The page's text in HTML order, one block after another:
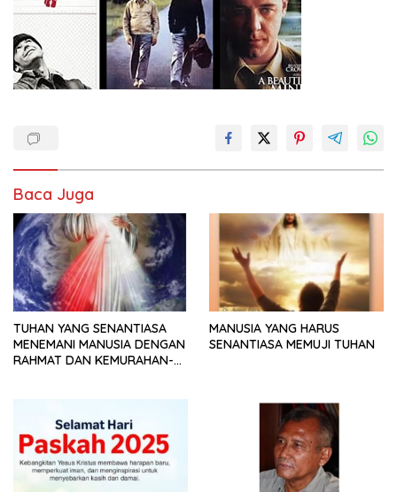
Baca Juga
TUHAN YANG SENANTIASA
MENEMANI MANUSIA DENGAN
RAHMAT DAN KEMURAHAN-
MANUSIA YANG HARUS
SENANTIASA MEMUJI TUHAN